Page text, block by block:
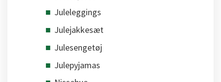
Juleleggings
Julejakkesæt
Julesengetøj
Julepyjamas